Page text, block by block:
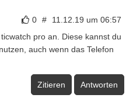
0 # 11.12.19 um 06:57
pro an. Diese kannst du
auch wenn das Telefon
Zitieren Antworten